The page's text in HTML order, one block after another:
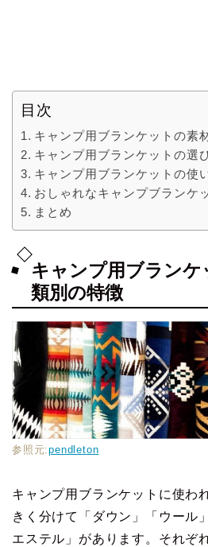
目次
キャンプ用ブランケットの素
キャンプ用ブランケットの選
キャンプ用ブランケットの使
おしゃれなキャンプブランケ
まとめ
キャンプ用ブランケ
類別の特徴
参照元:pendleton
キャンプ用ブランケットに使わ
きく分けて「ダウン」「ウール
エステル」があります。それぞ